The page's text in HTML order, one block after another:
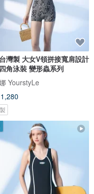
灣製 大女V領拼接寬肩設計
角泳裝 變形蟲系列
YourstyLe